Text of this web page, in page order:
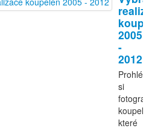
2005
-
2012
si
fotografie
koupelen,
které